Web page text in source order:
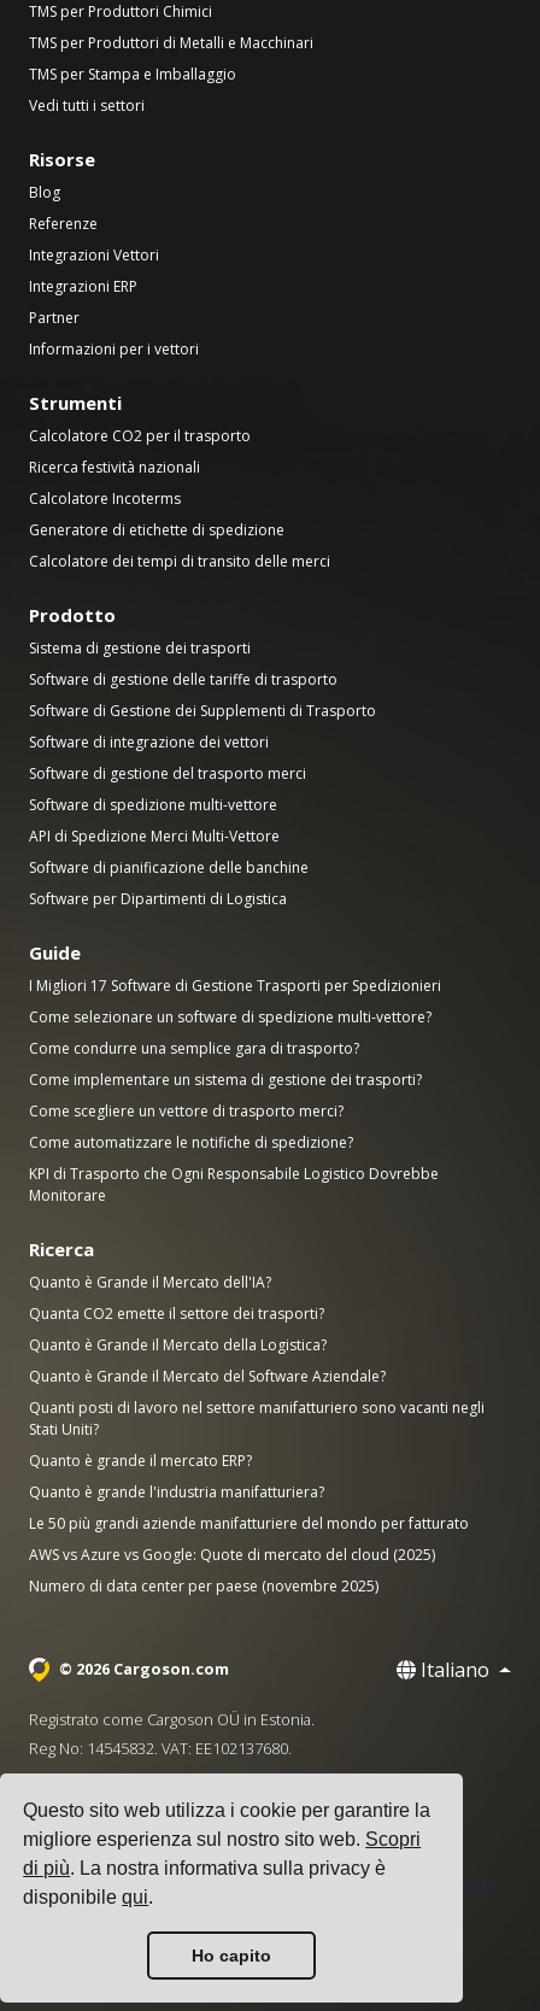
Questo sito web utilizza i cookie per garantire la
migliore esperienza sul nostro sito web. Scopri
di più. La nostra informativa sulla privacy è
disponibilequi.
Ho capito
TMS per Produttori Chimici
TMS per Produttori di Metalli e Macchinari
TMS per Stampa e Imballaggio
Vedi tutti i settori
Risorse
Blog
Referenze
Integrazioni Vettori
Integrazioni ERP
Partner
Informazioni per i vettori
Strumenti
Calcolatore CO2 per il trasporto
Ricerca festività nazionali
Calcolatore Incoterms
Generatore di etichette di spedizione
Calcolatore dei tempi di transito delle merci
Prodotto
Sistema di gestione dei trasporti
Software di gestione delle tariffe di trasporto
Software di Gestione dei Supplementi di Trasporto
Software di integrazione dei vettori
Software di gestione del trasporto merci
Software di spedizione multi-vettore
API di Spedizione Merci Multi-Vettore
Software di pianificazione delle banchine
Software per Dipartimenti di Logistica
Guide
I Migliori 17 Software di Gestione Trasporti per Spedizionieri
Come selezionare un software di spedizione multi-vettore?
Come condurre una semplice gara di trasporto?
Come implementare un sistema di gestione dei trasporti?
Come scegliere un vettore di trasporto merci?
Come automatizzare le notifiche di spedizione?
KPI di Trasporto che Ogni Responsabile Logistico Dovrebbe
Monitorare
Ricerca
Quanto è Grande il Mercato dell'IA?
Quanta CO2 emette il settore dei trasporti?
Quanto è Grande il Mercato della Logistica?
Quanto è Grande il Mercato del Software Aziendale?
Quanti posti di lavoro nel settore manifatturiero sono vacanti negli
Stati Uniti?
Quanto è grande il mercato ERP?
Quanto è grande l'industria manifatturiera?
Le 50 più grandi aziende manifatturiere del mondo per fatturato
AWS vs Azure vs Google: Quote di mercato del cloud (2025)
Numero di data center per paese (novembre 2025)
© 2026 Cargoson.com Italiano
Registrato come Cargoson OÜ in Estonia.
Reg No: 14545832. VAT: EE102137680.
+372 5555 0028
·
Termini di Servizio Informativa sulla Privacy
Politica sui
Cookie